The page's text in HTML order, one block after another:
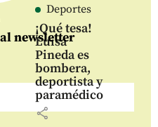
Deportes
¡Qué tesa!
Luisa
Pineda es
bombera,
deportista y
paramédico
share
al newsletter